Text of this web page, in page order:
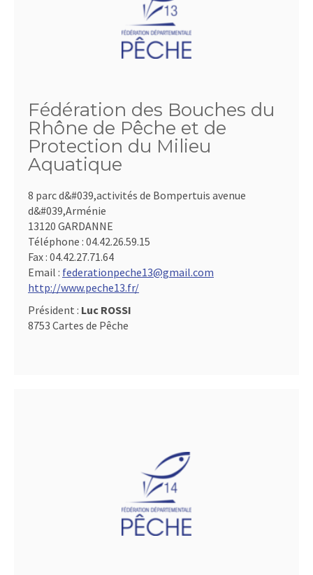
Fédération des Bouches du
Rhône de Pêche et de
Protection du Milieu
Aquatique
8 parc d&#039,activités de Bompertuis avenue
d&#039,Arménie
13120 GARDANNE
Téléphone : 04.42.26.59.15
Fax : 04.42.27.71.64
Email : federationpeche13@gmail.com
http://www.peche13.fr/
Président : Luc ROSSI
8753 Cartes de Pêche